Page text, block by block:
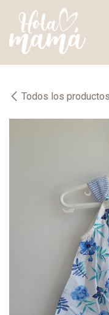
Todos los productos